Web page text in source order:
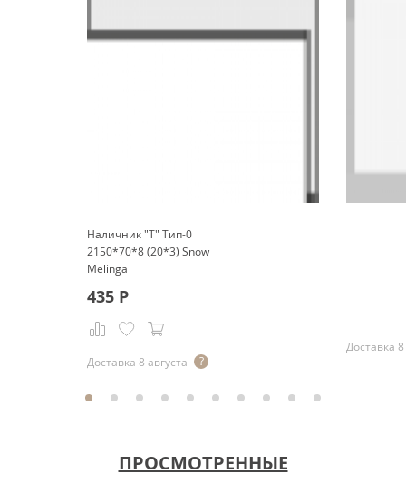
Наличник "Т" Тип-0
2150*70*8 (20*3) Snow
Melinga
435 Р
Доставка 8 августа
Доставка 8
ПРОСМОТРЕННЫЕ